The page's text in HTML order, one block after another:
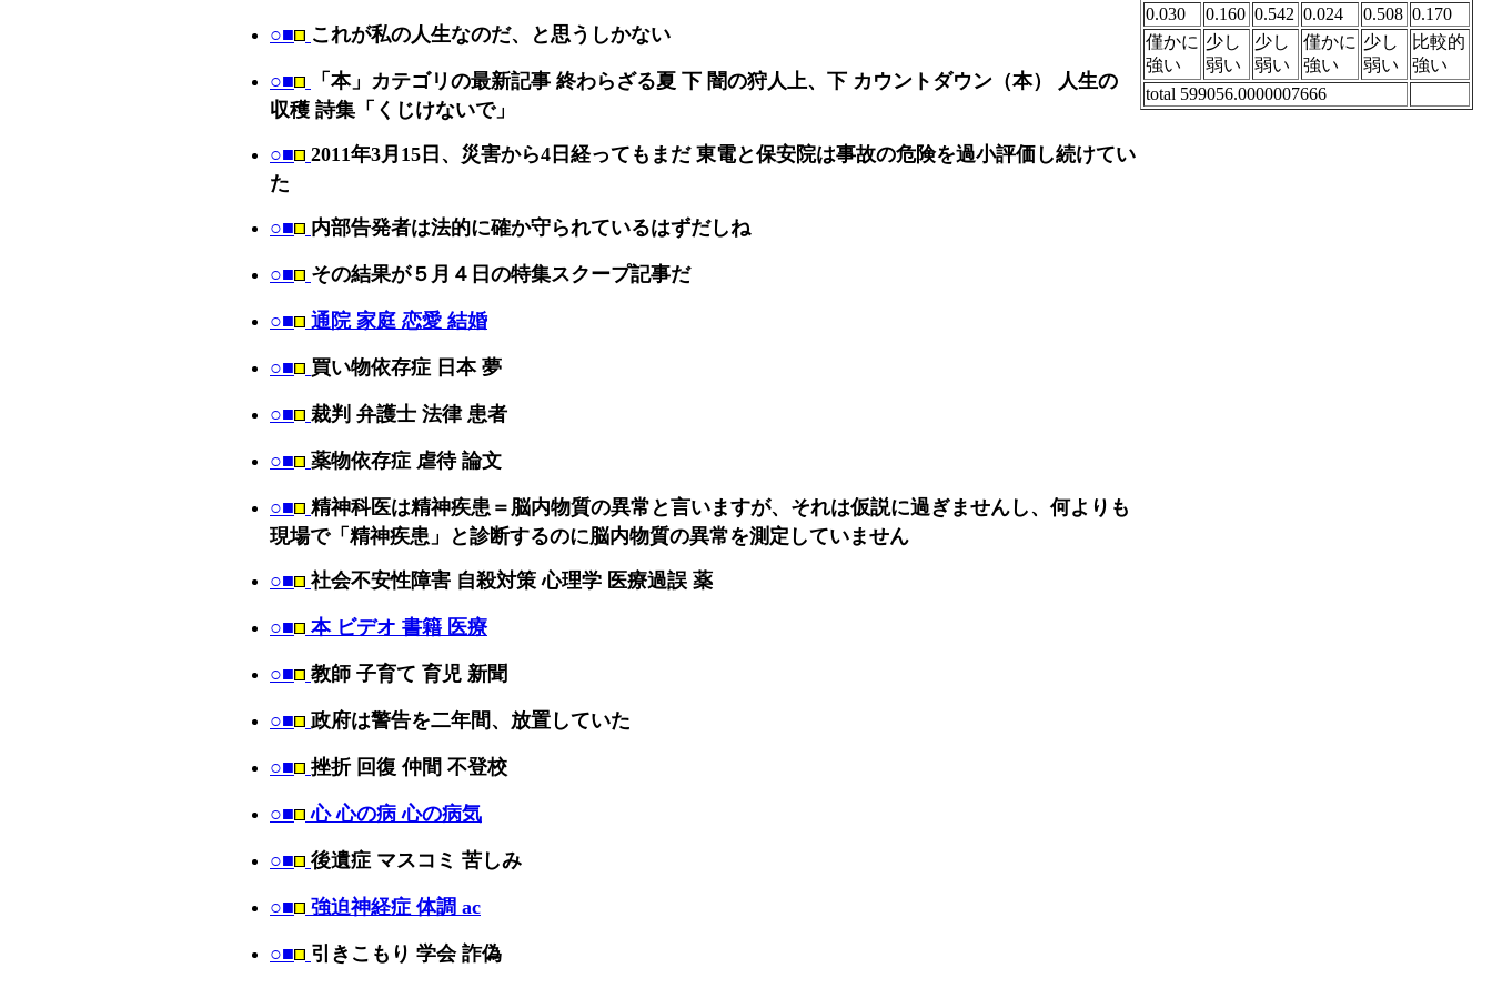
○■ これが私の人生なのだ、と思うしかない
○■ 「本」カテゴリの最新記事 終わらざる夏 下 闇の狩人上、下 カウントダウン（本） 人生の
収穫 詩集「くじけないで」
○■ 2011年3月15日、災害から4日経ってもまだ 東電と保安院は事故の危険を過小評価し続けてい
た
○■ 内部告発者は法的に確か守られているはずだしね
○■ その結果が５月４日の特集スクープ記事だ
○■ 通院 家庭 恋愛 結婚
○■ 買い物依存症 日本 夢
○■ 裁判 弁護士 法律 患者
○■ 薬物依存症 虐待 論文
○■ 精神科医は精神疾患＝脳内物質の異常と言いますが、それは仮説に過ぎませんし、何よりも
現場で「精神疾患」と診断するのに脳内物質の異常を測定していません
○■ 社会不安性障害 自殺対策 心理学 医療過誤 薬
○■ 本 ビデオ 書籍 医療
○■ 教師 子育て 育児 新聞
○■ 政府は警告を二年間、放置していた
○■ 挫折 回復 仲間 不登校
○■ 心 心の病 心の病気
○■ 後遺症 マスコミ 苦しみ
○■ 強迫神経症 体調 ac
○■ 引きこもり 学会 詐偽
0.030 0.160 0.542 0.024 0.508 0.170
僅かに
強い
少し
弱い
少し
弱い
僅かに
強い
少し
弱い
比較的
強い
total 599056.0000007666